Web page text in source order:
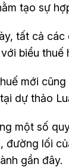
tạo sự
tất cả
biểu thuế
mới
dự thảo
một số
đường lối
gần đây.